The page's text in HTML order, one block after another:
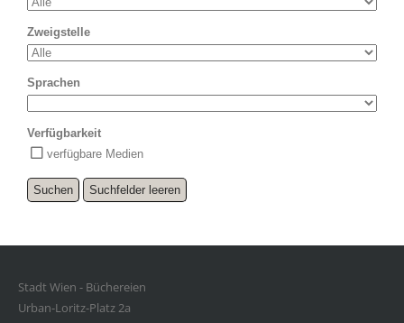
Zweigstelle
Sprachen
Verfügbarkeit
verfügbare Medien
Stadt Wien - Büchereien
Urban-Loritz-Platz 2a